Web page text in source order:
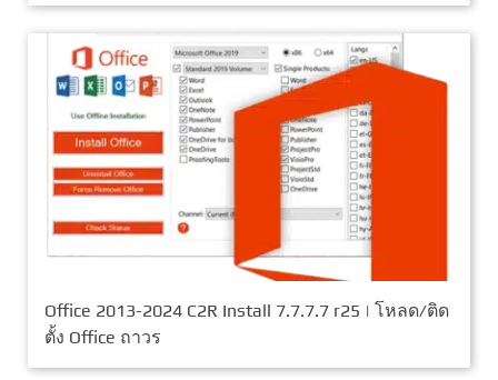
Office 2013-2024 C2R Install 7.7.7.7 r25 | โหลด/ติด
ตั้ง Office ถาวร